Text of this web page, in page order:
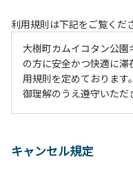
利用規則は下記をご覧くだ
大樹町カムイコタン公園
の方に安全かつ快適に
用規則を定めております。
御理解のうえ遵守いただ
２、中学生以下だけでの
キャンセル規定